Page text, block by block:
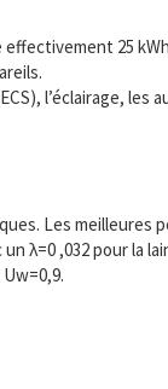
effectivement 25
l’éclairage, les
Les
λ=0 ,032 pour la